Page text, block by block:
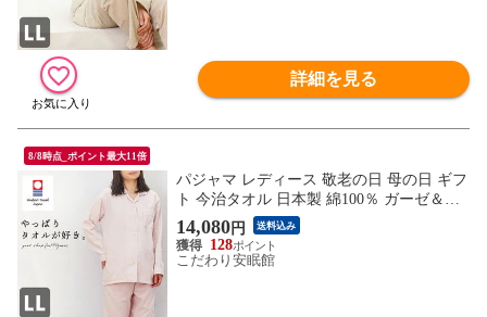
詳細を見る
8/8時点_ポイント最大11倍
パジャマ レディース 敬老の日 母の日 ギフ
ト 今治タオル 日本製 綿100％ ガーゼ＆パ
イル 長袖 長ズボン ルームウエア 婦人パジ
ャマ（170B(LL)/無地スモーキーピンク）
【A-Z380LL32212PI】
14,080円 送料込み
128
こだわり安眠館